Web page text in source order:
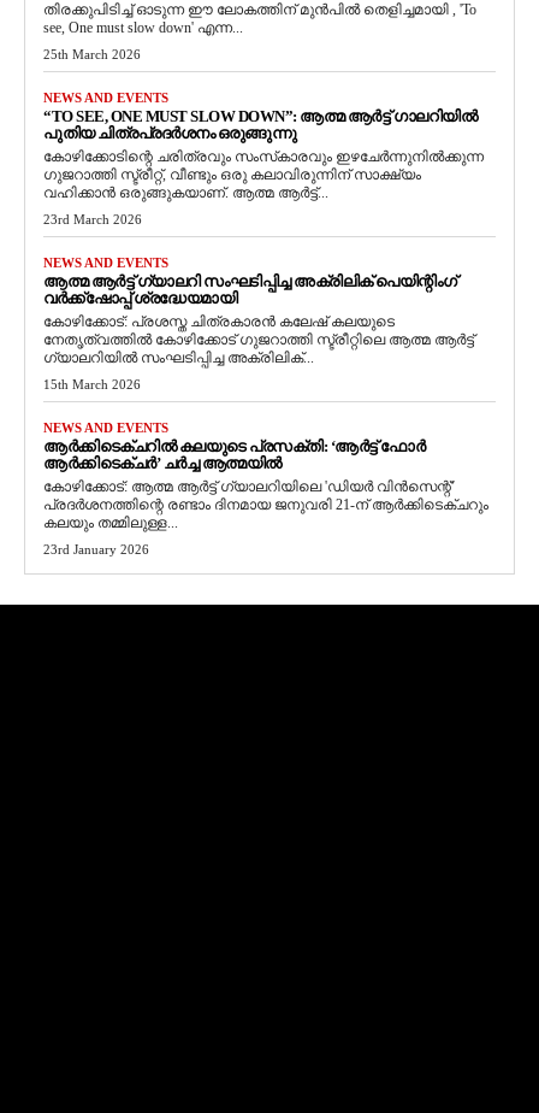
തിരക്കുപിടിച്ച് ഓടുന്ന ഈ ലോകത്തിന് മുൻപിൽ തെളിച്ചമായി , 'To
see, One must slow down' എന്ന...
25th March 2026
NEWS AND EVENTS
“TO SEE, ONE MUST SLOW DOWN”: ആത്മ ആർട്ട് ഗാലറിയിൽ
പുതിയ ചിത്രപ്രദർശനം ഒരുങ്ങുന്നു
കോഴിക്കോടിന്റെ ചരിത്രവും സംസ്‌കാരവും ഇഴചേർന്നുനിൽക്കുന്ന
ഗുജറാത്തി സ്ട്രീറ്റ്, വീണ്ടും ഒരു കലാവിരുന്നിന് സാക്ഷ്യം
വഹിക്കാൻ ഒരുങ്ങുകയാണ്. ആത്മ ആർട്ട്...
23rd March 2026
NEWS AND EVENTS
ആത്മ ആർട്ട് ഗ്യാലറി സംഘടിപ്പിച്ച അക്രിലിക് പെയിന്റിംഗ്
വർക്ക്‌ഷോപ്പ് ശ്രദ്ധേയമായി
കോഴിക്കോട്: പ്രശസ്ത ചിത്രകാരൻ കലേഷ് കലയുടെ
നേതൃത്വത്തിൽ കോഴിക്കോട് ഗുജറാത്തി സ്ട്രീറ്റിലെ ആത്മ ആർട്ട്
ഗ്യാലറിയിൽ സംഘടിപ്പിച്ച അക്രിലിക്...
15th March 2026
NEWS AND EVENTS
ആർക്കിടെക്ചറിൽ കലയുടെ പ്രസക്തി: ‘ആർട്ട് ഫോർ
ആർക്കിടെക്ചർ’ ചർച്ച ആത്മയിൽ
​കോഴിക്കോട്: ആത്മ ആർട്ട് ഗ്യാലറിയിലെ 'ഡിയർ വിൻസെന്റ്'
പ്രദർശനത്തിന്റെ രണ്ടാം ദിനമായ ജനുവരി 21-ന് ആർക്കിടെക്ചറും
കലയും തമ്മിലുള്ള...
23rd January 2026